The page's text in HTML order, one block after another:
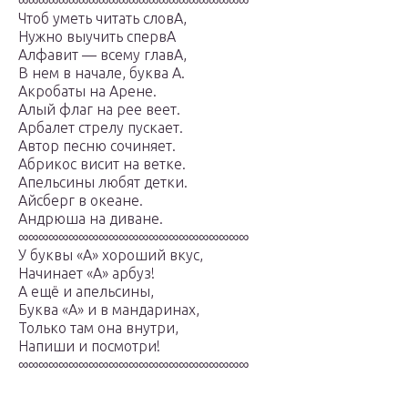
Чтоб уметь читать словА,
Нужно выучить спервА
Алфавит — всему главА,
В нем в начале, буква А.
Акробаты на Арене.
Алый флаг на рее веет.
Арбалет стрелу пускает.
Автор песню сочиняет.
Абрикос висит на ветке.
Апельсины любят детки.
Айсберг в океане.
Андрюша на диване.
∞∞∞∞∞∞∞∞∞∞∞∞∞∞∞∞∞∞∞∞∞∞∞
У буквы «А» хороший вкус,
Начинает «А» арбуз!
А ещё и апельсины,
Буква «А» и в мандаринах,
Только там она внутри,
Напиши и посмотри!
∞∞∞∞∞∞∞∞∞∞∞∞∞∞∞∞∞∞∞∞∞∞∞